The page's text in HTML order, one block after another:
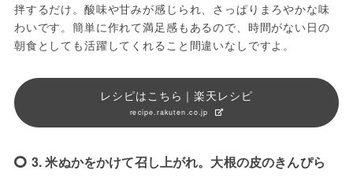
拌するだけ。酸味や甘みが感じられ、さっぱりまろやかな味
わいです。簡単に作れて満足感もあるので、時間がない日の
朝食としても活躍してくれること間違いなしですよ。
レシピはこちら｜楽天レシピ
recipe.rakuten.co.jp
3. 米ぬかをかけて召し上がれ。大根の皮のきんぴら